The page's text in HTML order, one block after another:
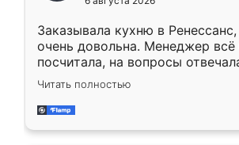
мебели буду заказывать только
Заказывала кухню в
очень довольна. Менеджер всё
посчитала, на вопросы
Замерщик приехал в субботу,
делу со всей
за день, ребята работали
Читать полностью